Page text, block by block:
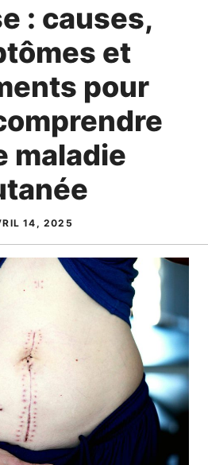
: causes,
et
pour
maladie
14, 2025